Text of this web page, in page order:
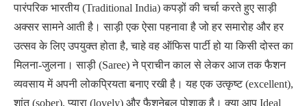
पारंपरिक भारतीय (Traditional India) कपड़ों की चर्चा करते हुए साड़ी
अक्सर सामने आती है। साड़ी एक ऐसा पहनावा है जो हर समारोह और हर
उत्सव के लिए उपयुक्त होता है, चाहे वह ऑफिस पार्टी हो या किसी दोस्त का
मिलना-जुलना। साड़ी (Saree) ने प्राचीन काल से लेकर आज तक फैशन
व्यवसाय में अपनी लोकप्रियता बनाए रखी है। यह एक उत्कृष्ट (excellent),
शांत (sober), प्यारा (lovely) और फैशनेबल पोशाक है। क्या आप Ideal